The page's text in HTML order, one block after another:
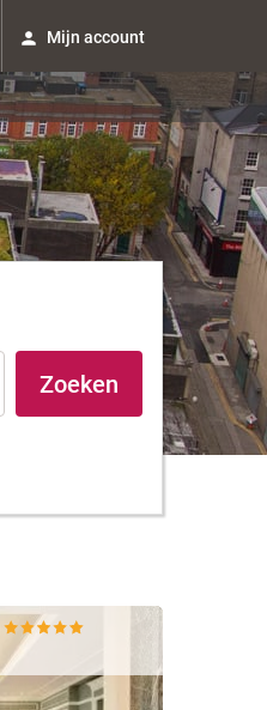
Mijn account
Zoeken